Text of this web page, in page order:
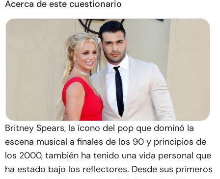
Acerca de este cuestionario
Britney Spears, la ícono del pop que dominó la
escena musical a finales de los 90 y principios de
los 2000, también ha tenido una vida personal que
ha estado bajo los reflectores. Desde sus primeros